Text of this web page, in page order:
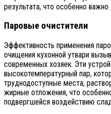
результата, что особенно
Паровые очистители
Эффективность применения
очищения кухонной утвари
современных хозяек. Эти
высокотемпературный пар,
труднодоступные места,
жирные отложения, что
подвергшейся воздействию